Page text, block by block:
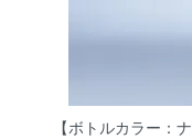
【ボトルカラー：